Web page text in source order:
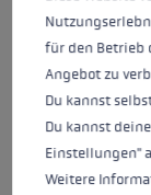
für den Betrieb
Angebot zu
Du kannst
Du kannst
Einstellungen"
Weitere